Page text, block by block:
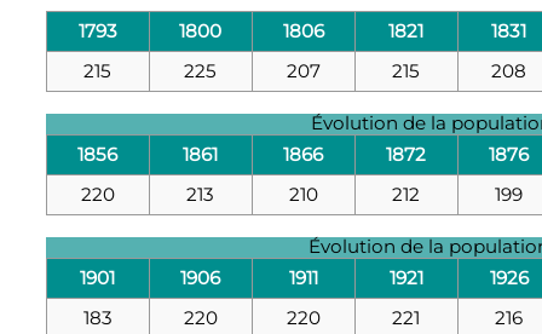
1793
1800 1806 1821
1831
215
225 207 215 208
Évolution de la
1856
1861 1866 1872
1876
220
213 210 212 199
Évolution de la
1901
1906 1911 1921
1926
183
220 220 221 216